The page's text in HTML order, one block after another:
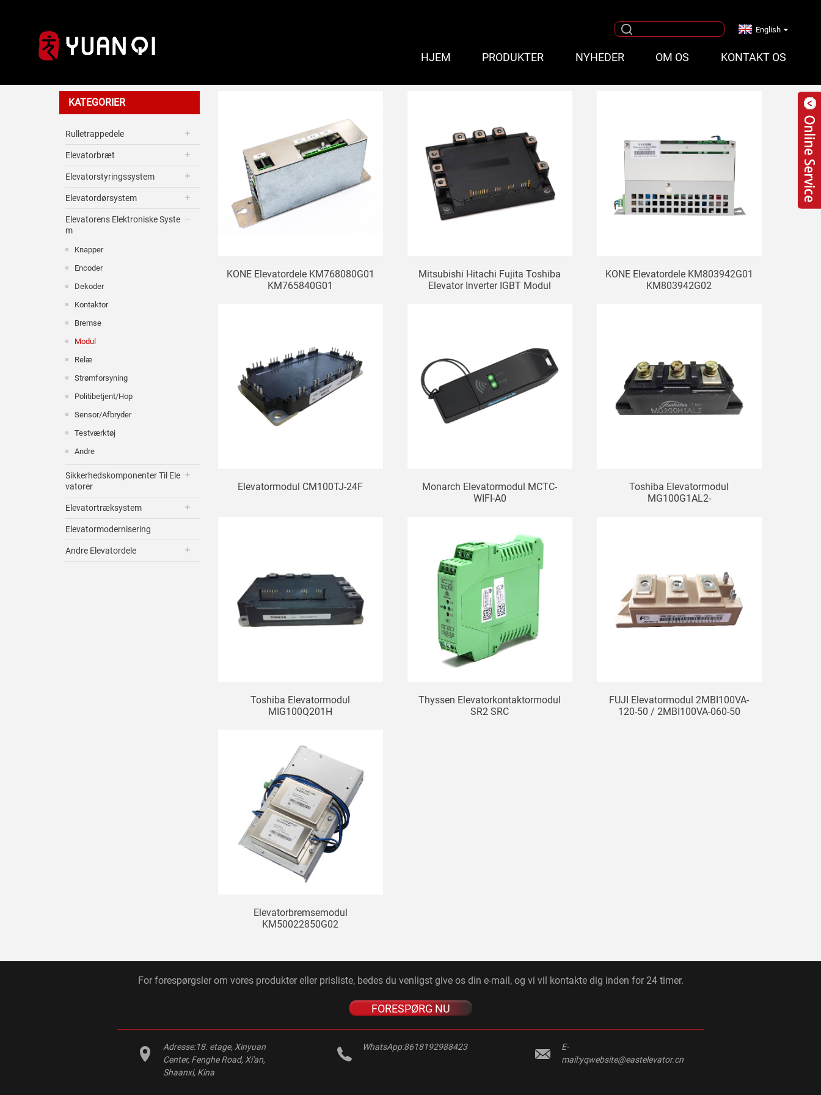
HJEM PRODUKTER NYHEDER OM OS KONTAKT OS
English
KATEGORIER
Rulletrappedele
Elevatorbræt
Elevatorstyringssystem
Elevatordørsystem
Elevatorens Elektroniske Syste
M
Knapper
Encoder
Dekoder
Kontaktor
Bremse
Modul
Relæ
Strømforsyning
Politibetjent/hop
Sensor/afbryder
Testværktøj
Andre
Sikkerhedskomponenter Til Ele
Vatorer
Elevatortræksystem
Elevatormodernisering
Andre Elevatordele
KONE Elevatordele KM768080G01
KM765840G01
Mitsubishi Hitachi Fujita Toshiba
Elevator Inverter IGBT Modul
KONE Elevatordele KM803942G01
KM803942G02
Elevatormodul CM100TJ-24F
Monarch Elevatormodul MCTC-
WIFI-A0
Toshiba Elevatormodul
MG100G1AL2-
Toshiba Elevatormodul
MIG100Q201H
Thyssen Elevatorkontaktormodul
SR2 SRC
FUJI Elevatormodul 2MBI100VA-
120-50 / 2MBI100VA-060-50
Elevatorbremsemodul
KM50022850G02
For forespørgsler om vores produkter eller prisliste, bedes du venligst give os din e-mail, og vi vil kontakte dig inden for 24 timer.
FORESPØRG NU
Adresse:18. etage, Xinyuan
Center, Fenghe Road, Xi'an,
Shaanxi, Kina
WhatsApp:8618192988423
E-
mail:yqwebsite@eastelevator.cn